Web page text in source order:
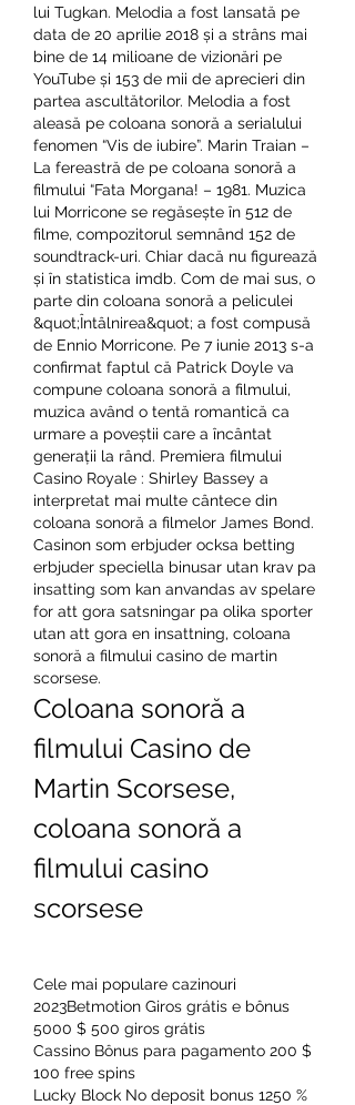
lui Tugkan. Melodia a fost lansată pe
data de 20 aprilie 2018 și a strâns mai
bine de 14 milioane de vizionări pe
YouTube și 153 de mii de aprecieri din
partea ascultătorilor. Melodia a fost
aleasă pe coloana sonoră a serialului
fenomen “Vis de iubire”. Marin Traian –
La fereastră de pe coloana sonoră a
filmului “Fata Morgana! – 1981. Muzica
lui Morricone se regăsește în 512 de
filme, compozitorul semnând 152 de
soundtrack-uri. Chiar dacă nu figurează
și în statistica imdb. Com de mai sus, o
parte din coloana sonoră a peliculei
&quot;Întâlnirea&quot; a fost compusă
de Ennio Morricone. Pe 7 iunie 2013 s-a
confirmat faptul că Patrick Doyle va
compune coloana sonoră a filmului,
muzica având o tentă romantică ca
urmare a poveștii care a încântat
generații la rând. Premiera filmului
Casino Royale : Shirley Bassey a
interpretat mai multe cântece din
coloana sonoră a filmelor James Bond.
Casinon som erbjuder ocksa betting
erbjuder speciella binusar utan krav pa
insatting som kan anvandas av spelare
for att gora satsningar pa olika sporter
utan att gora en insattning, coloana
sonoră a filmului casino de martin
scorsese.
Coloana sonoră a
filmului Casino de
Martin Scorsese,
coloana sonoră a
filmului casino
scorsese
Cele mai populare cazinouri
2023Betmotion Giros grátis e bônus
5000 $ 500 giros grátis
Cassino Bônus para pagamento 200 $
100 free spins
Lucky Block No deposit bonus 1250 %